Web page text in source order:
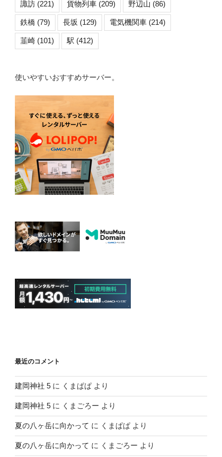
諏訪 (221) 貨物列車 (209) 野辺山 (86)
鉄橋 (79) 長坂 (129) 電気機関車 (214)
韮崎 (101) 駅 (412)
使いやすいおすすめサーバー。
最近のコメント
建岡神社 5 に くまぱぱ より
建岡神社 5 に くまごろー より
夏の八ヶ岳に向かって に くまぱぱ より
夏の八ヶ岳に向かって に くまごろー より